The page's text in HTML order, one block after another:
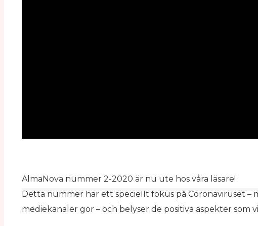
AlmaNova nummer 2-2020 är nu ute hos våra läsare!
Detta nummer har ett speciellt fokus på Coronaviruset –
mediekanaler gör – och belyser de positiva aspekter som